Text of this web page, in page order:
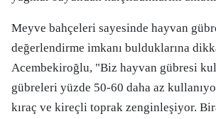
Meyve bahçeleri sayesinde hayvan
değerlendirme imkanı bulduklarına
Acembekiroğlu, "Biz hayvan gübresi
gübreleri yüzde 50-60 daha az
kıraç ve kireçli toprak zenginleşiyor.